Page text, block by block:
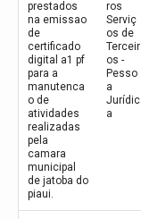
prestados
na emissao
de
certificado
digital a1 pf
para a
manutenca
o de
atividades
realizadas
pela
camara
municipal
de jatoba do
piaui.
ros
Serviç
os de
Terceir
os -
Pesso
a
Jurídic
a